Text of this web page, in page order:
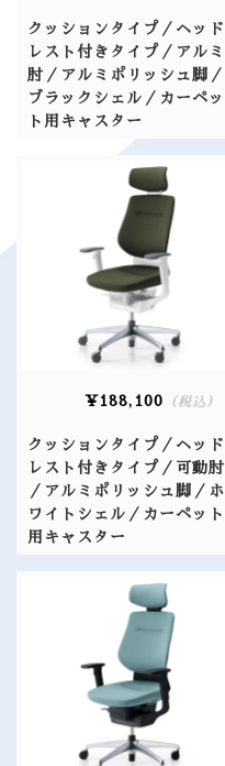
クッションタイプ／ヘッド
レスト付きタイプ／アルミ
肘／アルミポリッシュ脚／
ブラックシェル／カーペッ
ト用キャスター
¥188,100 （税込）
クッションタイプ／ヘッド
レスト付きタイプ／可動肘
／アルミポリッシュ脚／ホ
ワイトシェル／カーペット
用キャスター